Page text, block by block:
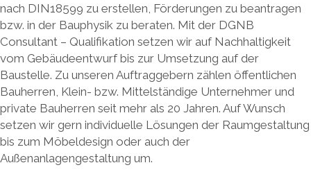
nach DIN18599 zu erstellen, Förderungen zu beantragen
bzw. in der Bauphysik zu beraten. Mit der DGNB
Consultant – Qualifikation setzen wir auf Nachhaltigkeit
vom Gebäudeentwurf bis zur Umsetzung auf der
Baustelle. Zu unseren Auftraggebern zählen öffentlichen
Bauherren, Klein- bzw. Mittelständige Unternehmer und
private Bauherren seit mehr als 20 Jahren. Auf Wunsch
setzen wir gern individuelle Lösungen der Raumgestaltung
bis zum Möbeldesign oder auch der
Außenanlagengestaltung um.